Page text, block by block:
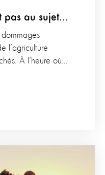
pas au sujet...
l’agriculture
À l’heure où...